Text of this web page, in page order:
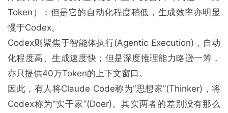
Token）；但是它的自动化程度稍低，生成效率亦明显
慢于Codex。
Codex则聚焦于智能体执行(Agentic Execution)，自动
化程度高、生成速度快；但是深度推理能力略逊一筹，
亦只提供40万Token的上下文窗口。
因此，有人将Claude Code称为“思想家”(Thinker)，将
Codex称为“实干家”(Doer)。其实两者的差别没有那么